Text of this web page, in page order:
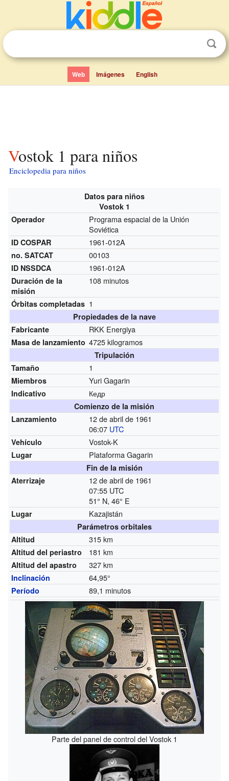
Web Imágenes English
Vostok 1 para niños
Enciclopedia para niños
Datos para niños
Vostok 1
Operador
Programa espacial de la Unión
Soviética
ID COSPAR 1961-012A
no. SATCAT 00103
ID NSSDCA 1961-012A
Duración de la
misión
108 minutos
Órbitas completadas 1
Propiedades de la nave
Fabricante
RKK Energiya
Masa de lanzamiento 4725 kilogramos
Tripulación
Tamaño
1
Miembros Yuri Gagarin
Indicativo Кедр
Comienzo de la misión
Lanzamiento
12 de abril de 1961
06:07 UTC
Vehículo Vostok-K
Lugar Plataforma Gagarin
Fin de la misión
Aterrizaje
12 de abril de 1961
07:55 UTC
51° N, 46° E
Lugar Kazajistán
Parámetros orbitales
Altitud
315 km
Altitud del periastro 181 km
Altitud del apastro 327 km
Inclinación 64,95°
Período 89,1 minutos
Parte del panel de control del Vostok 1